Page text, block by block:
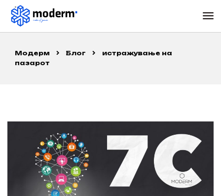
Модерм Блог
истражување на
пазарот